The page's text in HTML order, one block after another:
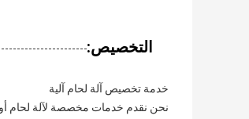
التخصيص:
خدمة تخصيص آلة لحام آلية
نحن نقدم خدمات مخصصة لآلة لحام